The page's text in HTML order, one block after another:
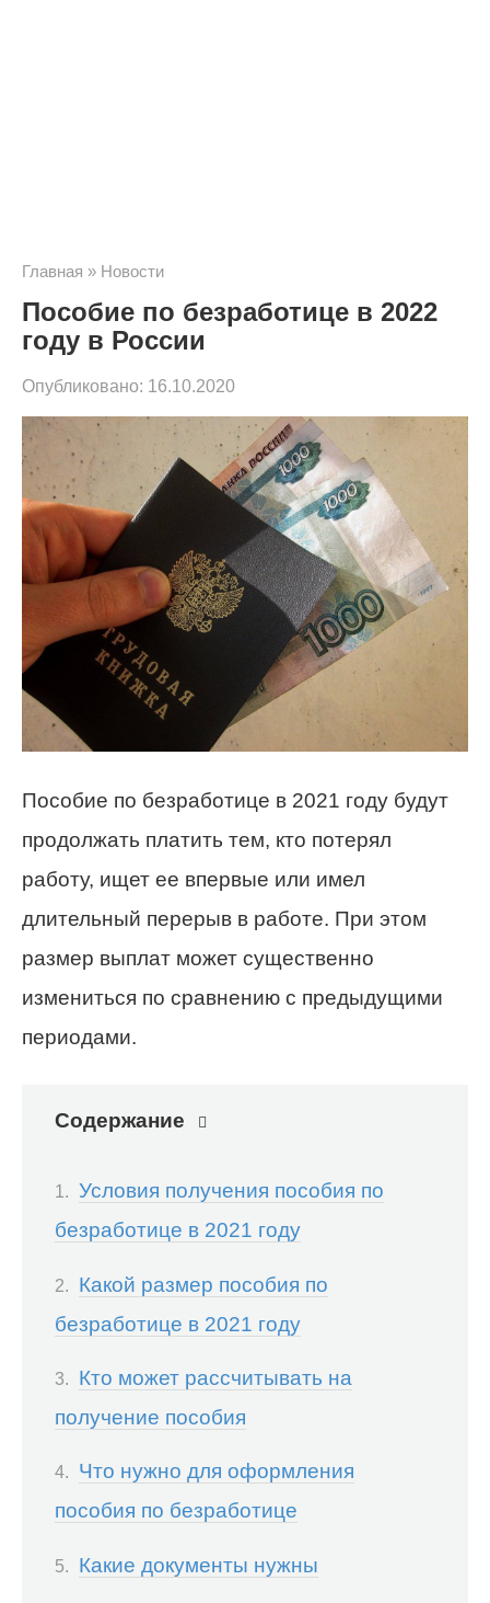
Главная » Новости
Пособие по безработице в 2022
году в России
Опубликовано: 16.10.2020
Пособие по безработице в 2021 году будут
продолжать платить тем, кто потерял
работу, ищет ее впервые или имел
длительный перерыв в работе. При этом
размер выплат может существенно
измениться по сравнению с предыдущими
периодами.
Содержание
Условия получения пособия по
безработице в 2021 году
Какой размер пособия по
безработице в 2021 году
Кто может рассчитывать на
получение пособия
Что нужно для оформления
пособия по безработице
Какие документы нужны